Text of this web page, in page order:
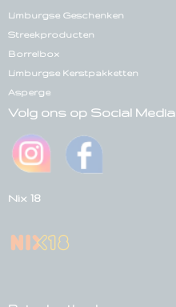
Limburgse Geschenken
Streekproducten
Borrelbox
Limburgse Kerstpakketten
Asperge
Volg ons op Social Media
Nix 18